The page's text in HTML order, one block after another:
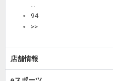
…
94
>>
店舗情報